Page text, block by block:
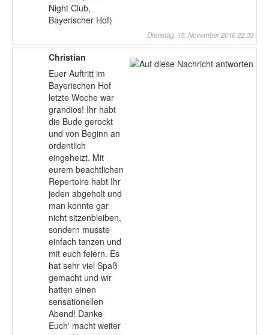
Night Club,
Bayerischer Hof)
Dienstag, 15. November 2016 22:03
Christian
Euer Auftritt im
Bayerischen Hof
letzte Woche war
grandios! Ihr habt
die Bude gerockt
und von Beginn an
ordentlich
eingeheizt. Mit
eurem beachtlichen
Repertoire habt Ihr
jeden abgeholt und
man konnte gar
nicht sitzenbleiben,
sondern musste
einfach tanzen und
mit euch feiern. Es
hat sehr viel Spaß
gemacht und wir
hatten einen
sensationellen
Abend! Danke
Euch' macht weiter